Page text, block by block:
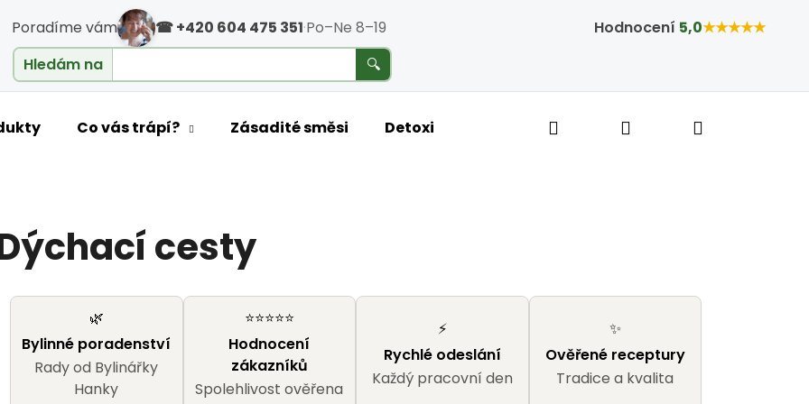
Poradíme vám ☎ +420 604 475 351·Po–Ne 8–19 Hodnocení 5,0★★★★★
Hledám na
🔍
Co vás trápí? Zásadité směsi Detoxikace a hubnutí Bylinné kapky
Hledat PřihlášeníNákupní
cesty
🌿
Bylinné poradenství
Rady od Bylinářky
Hanky
⭐⭐⭐⭐⭐
Hodnocení
zákazníků
Spolehlivost ověřena
⚡
Rychlé odeslání
Každý pracovní den
✨
Ověřené receptury
Tradice a kvalita
potřebujete najít?
Doporučujeme